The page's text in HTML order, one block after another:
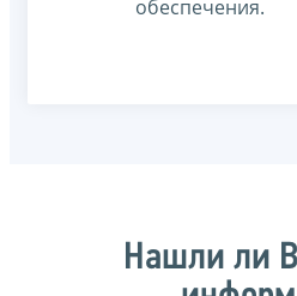
обеспечения.
Нашли ли